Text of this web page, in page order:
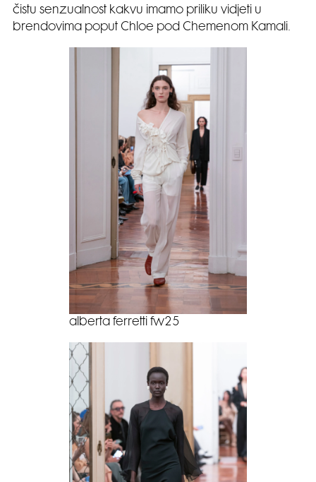
čistu senzualnost kakvu imamo priliku vidjeti u
brendovima poput Chloe pod Chemenom Kamali.
alberta ferretti fw25